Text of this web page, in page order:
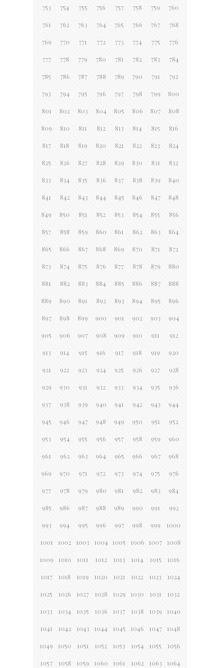
753 754 755 756 757 758 759 760
761 762 763 764 765 766 767 768
769 770 771 772 773 774 775 776
777 778 779 780 781 782 783 784
785 786 787 788 789 790 791 792
793 794 795 796 797 798 799 800
801 802 803 804 805 806 807 808
809 810 811 812 813 814 815 816
817 818 819 820 821 822 823 824
825 826 827 828 829 830 831 832
833 834 835 836 837 838 839 840
841 842 843 844 845 846 847 848
849 850 851 852 853 854 855 856
857 858 859 860 861 862 863 864
865 866 867 868 869 870 871 872
873 874 875 876 877 878 879 880
881 882 883 884 885 886 887 888
889 890 891 892 893 894 895 896
897 898 899 900 901 902 903 904
905 906 907 908 909 910 911 912
913 914 915 916 917 918 919 920
921 922 923 924 925 926 927 928
929 930 931 932 933 934 935 936
937 938 939 940 941 942 943 944
945 946 947 948 949 950 951 952
953 954 955 956 957 958 959 960
961 962 963 964 965 966 967 968
969 970 971 972 973 974 975 976
977 978 979 980 981 982 983 984
985 986 987 988 989 990 991 992
993 994 995 996 997 998 999 1000
1001 1002 1003 1004 1005 1006 1007 1008
1009 1010 1011 1012 1013 1014 1015 1016
1017 1018 1019 1020 1021 1022 1023 1024
1025 1026 1027 1028 1029 1030 1031 1032
1033 1034 1035 1036 1037 1038 1039 1040
1041 1042 1043 1044 1045 1046 1047 1048
1049 1050 1051 1052 1053 1054 1055 1056
1057 1058 1059 1060 1061 1062 1063 1064